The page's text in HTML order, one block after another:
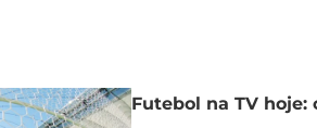
Futebol na TV